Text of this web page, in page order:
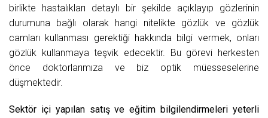
birlikte hastalıkları detaylı bir şekilde açıklayıp gözlerinin
durumuna bağlı olarak hangi nitelikte gözlük ve gözlük
camları kullanması gerektiği hakkında bilgi vermek, onları
gözlük kullanmaya teşvik edecektir. Bu görevi herkesten
önce doktorlarımıza ve biz optik müesseselerine
düşmektedir.
Sektör içi yapılan satış ve eğitim bilgilendirmeleri yeterli